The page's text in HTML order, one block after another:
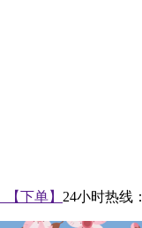
【下单】 24小时热线：